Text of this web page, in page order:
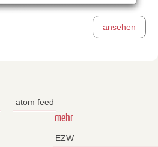
ansehen
atom feed
mehr
EZW